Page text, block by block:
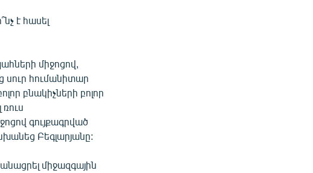
է հասել
միջոցով,
սուր հումանիտար
բնակիչների բոլոր
գույքագրված
Բեգլարյանը:
միջազգային